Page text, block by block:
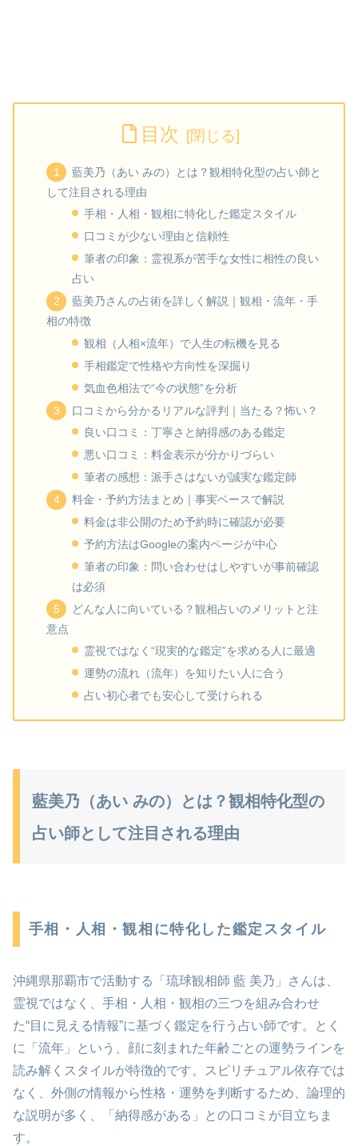
目次
藍美乃（あい みの）とは？観相特化型の占い師と
して注目される理由
手相・人相・観相に特化した鑑定スタイル
口コミが少ない理由と信頼性
筆者の印象：霊視系が苦手な女性に相性の良い
占い
藍美乃さんの占術を詳しく解説｜観相・流年・手
相の特徴
観相（人相×流年）で人生の転機を見る
手相鑑定で性格や方向性を深掘り
気血色相法で“今の状態”を分析
口コミから分かるリアルな評判｜当たる？怖い？
良い口コミ：丁寧さと納得感のある鑑定
悪い口コミ：料金表示が分かりづらい
筆者の感想：派手さはないが誠実な鑑定師
料金・予約方法まとめ｜事実ベースで解説
料金は非公開のため予約時に確認が必要
予約方法はGoogleの案内ページが中心
筆者の印象：問い合わせはしやすいが事前確認
は必須
どんな人に向いている？観相占いのメリットと注
意点
霊視ではなく“現実的な鑑定”を求める人に最適
運勢の流れ（流年）を知りたい人に合う
占い初心者でも安心して受けられる
藍美乃（あい みの）とは？観相特化型の
占い師として注目される理由
手相・人相・観相に特化した鑑定スタイル
沖縄県那覇市で活動する「琉球観相師 藍 美乃」さんは、
霊視ではなく、手相・人相・観相の三つを組み合わせ
た“目に見える情報”に基づく鑑定を行う占い師です。とく
に「流年」という、顔に刻まれた年齢ごとの運勢ラインを
読み解くスタイルが特徴的です。スピリチュアル依存では
なく、外側の情報から性格・運勢を判断するため、論理的
な説明が多く、「納得感がある」との口コミが目立ちま
す。